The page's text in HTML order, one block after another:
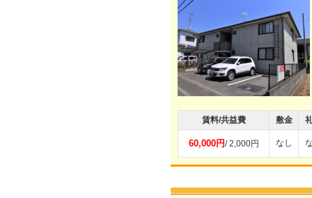
賃料/共益費 敷金
60,000円/ 2,000円 なし